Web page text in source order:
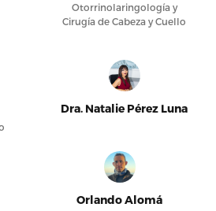
Otorrinolaringología y
Cirugía de Cabeza y Cuello
Dra. Natalie Pérez Luna
Orlando Alomá